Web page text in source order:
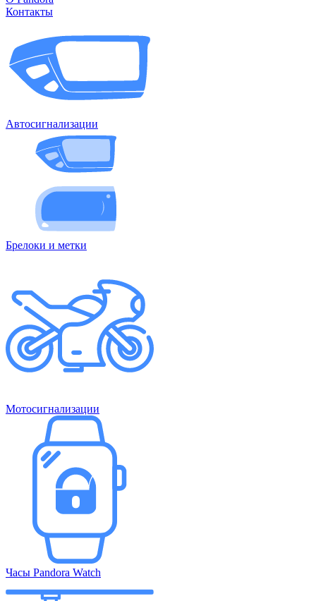
Контакты
Автосигнализации
Брелоки и метки
Мотосигнализации
Часы Pandora Watch